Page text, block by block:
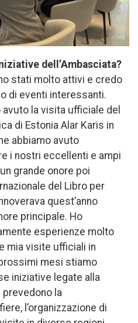
dell’Ambasciata?
stati molto attivi e credo
di eventi interessanti.
avuto la visita ufficiale del
di Estonia Alar Karis in
abbiamo avuto
i nostri eccellenti e ampi
grande onore poi
del Libro per
quest’anno
principale. Ho
esperienze molto
mia visite ufficiali in
mesi stiamo
iniziative legate alla
prevedono la
l’organizzazione di